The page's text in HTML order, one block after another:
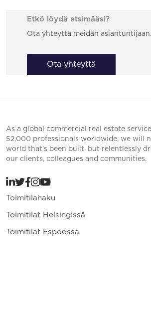
Etkö löydä etsimääsi?
Ota yhteyttä meidän asiantuntijaan.
Ota yhteyttä
As a global commercial real estate
52,000 professionals worldwide, we will
world that’s been built, but relentlessly
our clients, colleagues and communities.
Toimitilahaku
Toimitilat Helsingissä
Toimitilat Espoossa